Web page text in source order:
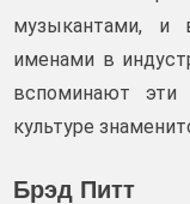
музыкантами, и
именами в
вспоминают
культуре
Брэд Питт